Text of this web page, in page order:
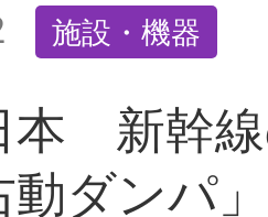
施設・機器
本 新幹
動ダン